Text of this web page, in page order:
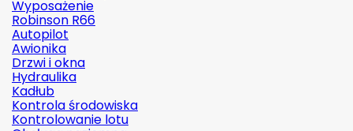
Wyposażenie
Robinson R66
Autopilot
Awionika
Drzwi i okna
Hydraulika
Kadłub
Kontrola środowiska
Kontrolowanie lotu